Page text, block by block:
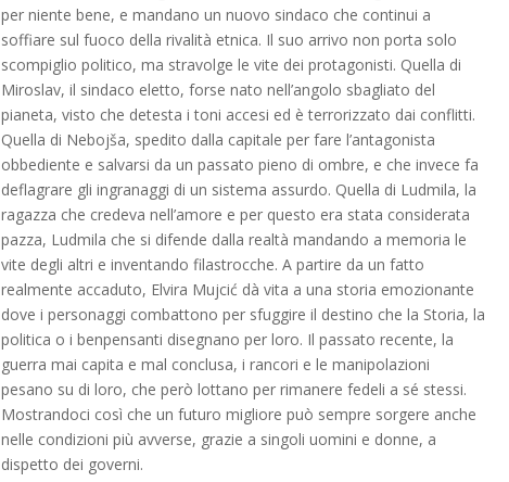
per niente bene, e mandano un nuovo sindaco che continui a
soffiare sul fuoco della rivalità etnica. Il suo arrivo non porta solo
scompiglio politico, ma stravolge le vite dei protagonisti. Quella di
Miroslav, il sindaco eletto, forse nato nell’angolo sbagliato del
pianeta, visto che detesta i toni accesi ed è terrorizzato dai conflitti.
Quella di Nebojša, spedito dalla capitale per fare l’antagonista
obbediente e salvarsi da un passato pieno di ombre, e che invece fa
deflagrare gli ingranaggi di un sistema assurdo. Quella di Ludmila, la
ragazza che credeva nell’amore e per questo era stata considerata
pazza, Ludmila che si difende dalla realtà mandando a memoria le
vite degli altri e inventando filastrocche. A partire da un fatto
realmente accaduto, Elvira Mujcić dà vita a una storia emozionante
dove i personaggi combattono per sfuggire il destino che la Storia, la
politica o i benpensanti disegnano per loro. Il passato recente, la
guerra mai capita e mal conclusa, i rancori e le manipolazioni
pesano su di loro, che però lottano per rimanere fedeli a sé stessi.
Mostrandoci così che un futuro migliore può sempre sorgere anche
nelle condizioni più avverse, grazie a singoli uomini e donne, a
dispetto dei governi.